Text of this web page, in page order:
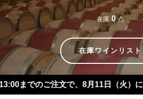
在庫0点
在庫ワインリスト
8月11日（火）にお届け可能で